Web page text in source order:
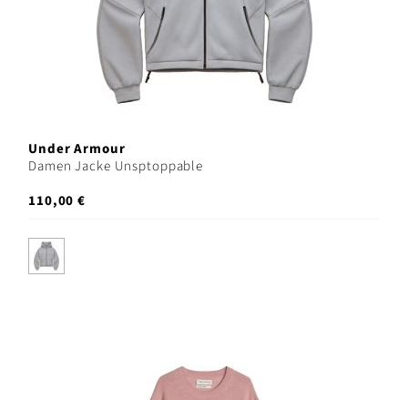
Under Armour
Damen Jacke Unsptoppable
110,00 €